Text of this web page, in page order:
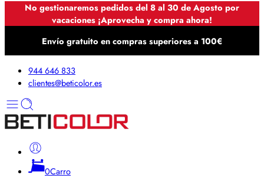
No gestionaremos pedidos del 8 al 30 de Agosto por
vacaciones ¡Aprovecha y compra ahora!
Envío gratuito en compras superiores a 100€
944 646 833
clientes@beticolor.es
0Carro